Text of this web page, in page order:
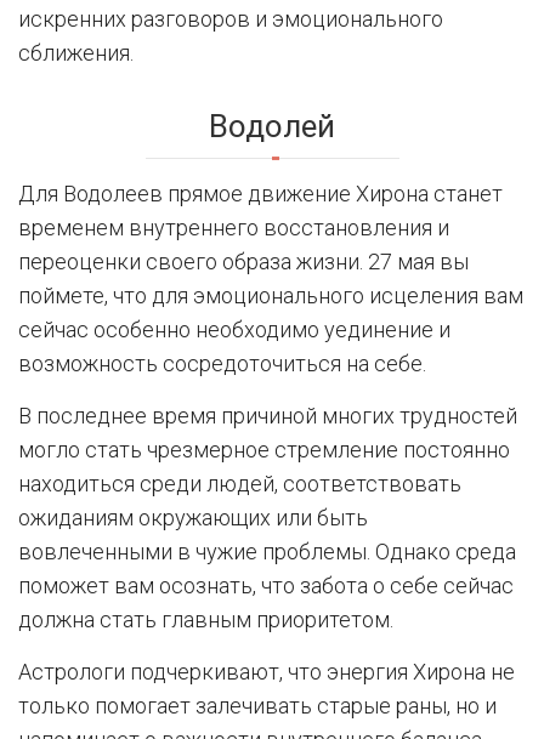
искренних разговоров и эмоционального
сближения.
Водолей
Для Водолеев прямое движение Хирона станет
временем внутреннего восстановления и
переоценки своего образа жизни. 27 мая вы
поймете, что для эмоционального исцеления вам
сейчас особенно необходимо уединение и
возможность сосредоточиться на себе.
В последнее время причиной многих трудностей
могло стать чрезмерное стремление постоянно
находиться среди людей, соответствовать
ожиданиям окружающих или быть
вовлеченными в чужие проблемы. Однако среда
поможет вам осознать, что забота о себе сейчас
должна стать главным приоритетом.
Астрологи подчеркивают, что энергия Хирона не
только помогает залечивать старые раны, но и